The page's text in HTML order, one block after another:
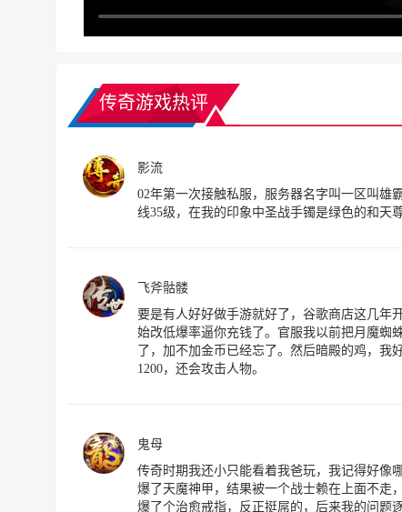
传奇游戏热评
影流
02年第一次接触私服，服务器名字叫一区叫雄
线35级，在我的印象中圣战手镯是绿色的和天
飞斧骷髅
要是有人好好做手游就好了，谷歌商店这几年
始改低爆率逼你充钱了。官服我以前把月魔蜘
了，加不加金币已经忘了。然后暗殿的鸡，
1200，还会攻击人物。
鬼母
传奇时期我还小只能看着我爸玩，我记得好像
爆了天魔神甲，结果被一个战士赖在上面不走
爆了个治愈戒指，反正挺屌的，后来我的问题